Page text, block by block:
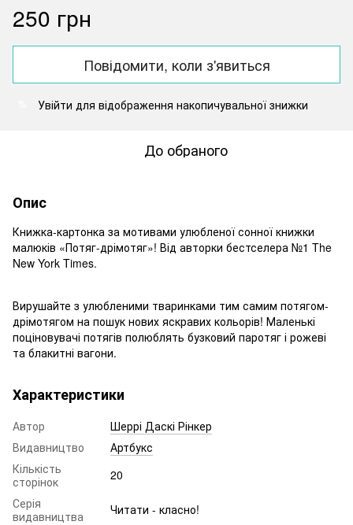
250 грн
Повідомити, коли з'явиться
Увійти для відображення накопичувальної знижки
До обраного
Опис
Книжка-картонка за мотивами улюбленої сонної книжки
малюків «Потяг-дрімотяг»! Від авторки бестселера №1 The
New York Times.
Вирушайте з улюбленими тваринками тим самим потягом-
дрімотягом на пошук нових яскравих кольорів! Маленькі
поціновувачі потягів полюблять бузковий паротяг і рожеві
та блакитні вагони.
Характеристики
Автор
Шеррі Даскі Рінкер
Видавництво
Артбукс
Кількість
сторінок
20
Серія
видавництва
Читати - класно!